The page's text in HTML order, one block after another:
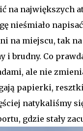
na największych
nieśmiało
na miejscu, tak
i brudny. Co
ale nie
papierki,
natykaliśmy
gdzie stały